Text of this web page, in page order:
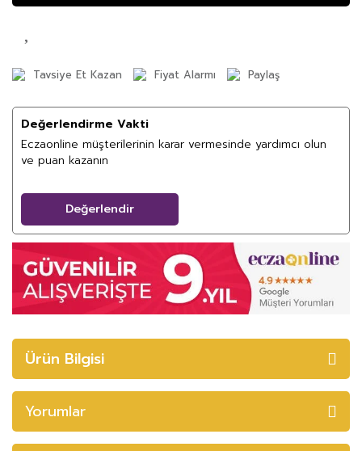
Tavsiye Et Kazan Fiyat Alarmı Paylaş
Değerlendirme Vakti
Eczaonline müşterilerinin karar vermesinde yardımcı olun
ve puan kazanın
Değerlendir
Ürün Bilgisi
Yorumlar